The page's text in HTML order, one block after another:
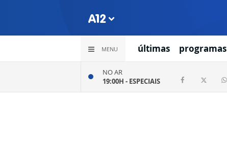
MENU últimas programas
NO AR
19:00H - ESPECIAIS